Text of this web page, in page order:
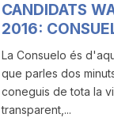
r
CANDIDATS
2016:
La Consuelo és
que parles dos
coneguis de tota la
transparent,...